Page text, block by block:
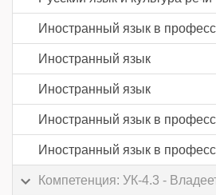
Иностранный язык
Иностранный язык
Компетенция: УК-4.3 -